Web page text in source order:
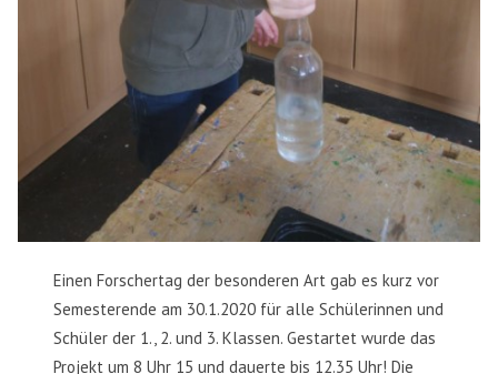
Einen Forschertag der besonderen Art gab es kurz vor
Semesterende am 30.1.2020 für alle Schülerinnen und
Schüler der 1., 2. und 3. Klassen. Gestartet wurde das
Projekt um 8 Uhr 15 und dauerte bis 12.35 Uhr! Die